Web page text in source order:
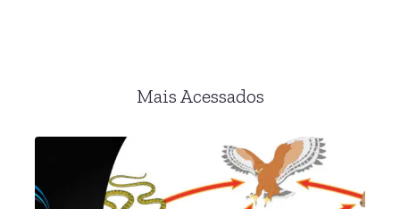
Mais Acessados